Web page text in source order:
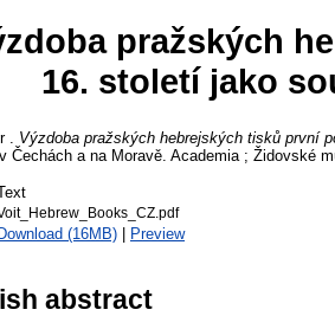
pražských
16. století jako
. Výzdoba pražských hebrejských tisků první
Čechách a na Moravě. Academia ; Židovské
(16MB) | Preview
abstract